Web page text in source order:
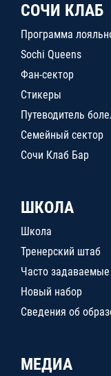
СОЧИ КЛАБ
Программа
Sochi Queens
Фан-сектор
Стикеры
Путеводитель
Семейный сектор
Сочи Клаб Бар
ШКОЛА
Школа
Тренерский штаб
Часто
Новый набор
Сведения об
МЕДИА